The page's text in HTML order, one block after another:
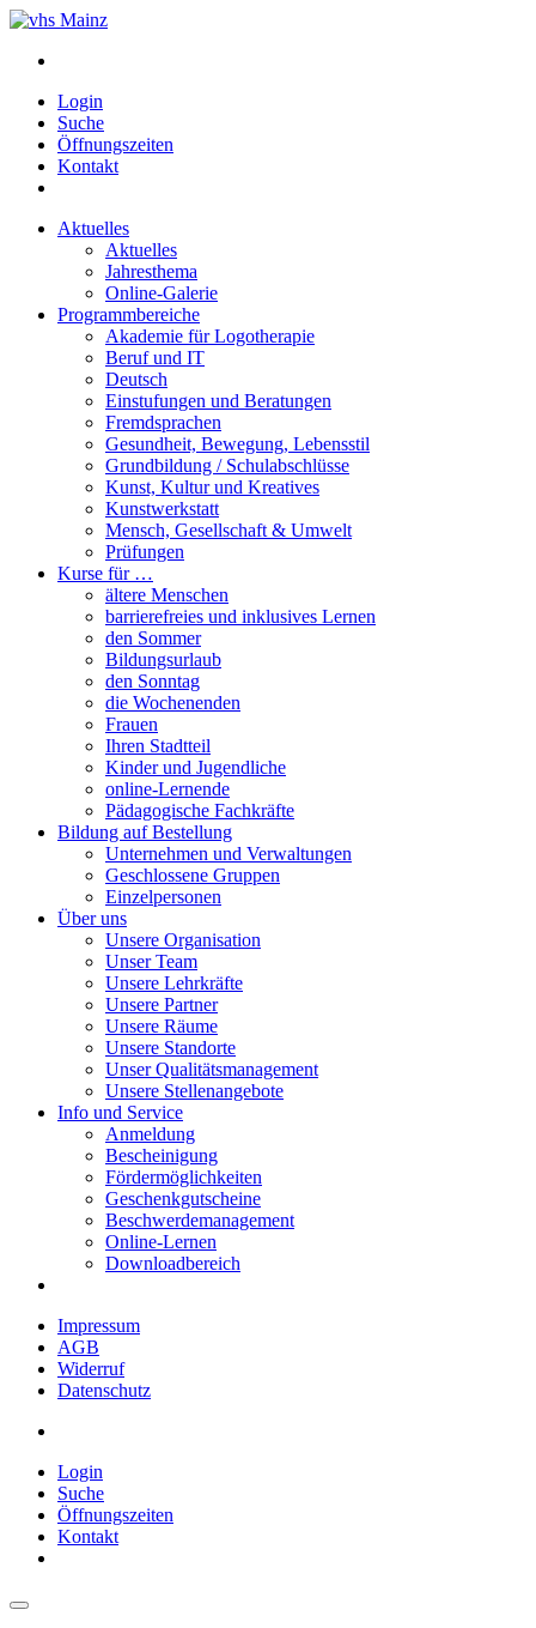
Login
Suche
Öffnungszeiten
Kontakt
Aktuelles
Aktuelles
Jahresthema
Online-Galerie
Programmbereiche
Akademie für Logotherapie
Beruf und IT
Deutsch
Einstufungen und Beratungen
Fremdsprachen
Gesundheit, Bewegung, Lebensstil
Grundbildung / Schulabschlüsse
Kunst, Kultur und Kreatives
Kunstwerkstatt
Mensch, Gesellschaft & Umwelt
Prüfungen
Kurse für …
ältere Menschen
barrierefreies und inklusives Lernen
den Sommer
Bildungsurlaub
den Sonntag
die Wochenenden
Frauen
Ihren Stadtteil
Kinder und Jugendliche
online-Lernende
Pädagogische Fachkräfte
Bildung auf Bestellung
Unternehmen und Verwaltungen
Geschlossene Gruppen
Einzelpersonen
Über uns
Unsere Organisation
Unser Team
Unsere Lehrkräfte
Unsere Partner
Unsere Räume
Unsere Standorte
Unser Qualitätsmanagement
Unsere Stellenangebote
Info und Service
Anmeldung
Bescheinigung
Fördermöglichkeiten
Geschenkgutscheine
Beschwerdemanagement
Online-Lernen
Downloadbereich
Impressum
AGB
Widerruf
Datenschutz
Login
Suche
Öffnungszeiten
Kontakt